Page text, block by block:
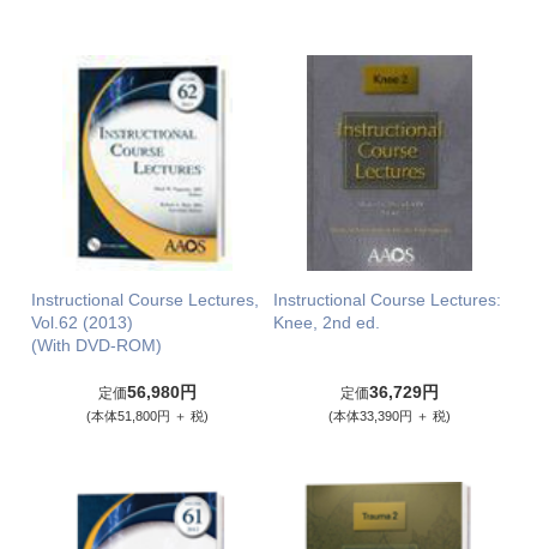
Instructional Course Lectures,
Vol.62 (2013)
(With DVD-ROM)
定価56,980円
(本体51,800円 ＋ 税)
Instructional Course Lectures:
Knee, 2nd ed.
定価36,729円
(本体33,390円 ＋ 税)